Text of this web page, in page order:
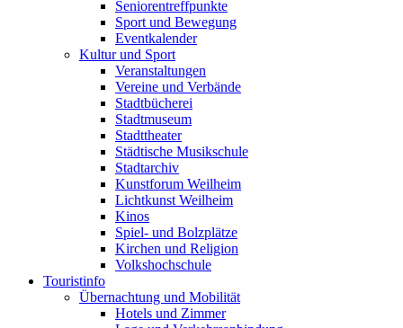
Seniorentreffpunkte
Sport und Bewegung
Eventkalender
Kultur und Sport
Veranstaltungen
Vereine und Verbände
Stadtbücherei
Stadtmuseum
Stadttheater
Städtische Musikschule
Stadtarchiv
Kunstforum Weilheim
Lichtkunst Weilheim
Kinos
Spiel- und Bolzplätze
Kirchen und Religion
Volkshochschule
Touristinfo
Übernachtung und Mobilität
Hotels und Zimmer